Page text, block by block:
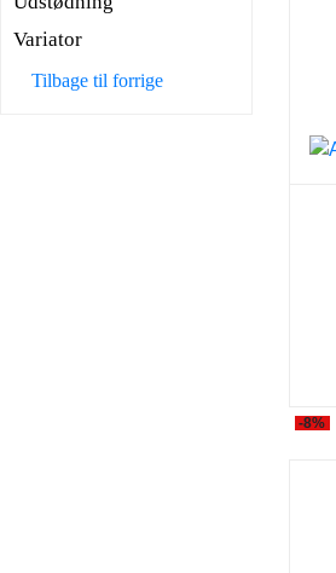
Variator
Tilbage til forrige
-8%